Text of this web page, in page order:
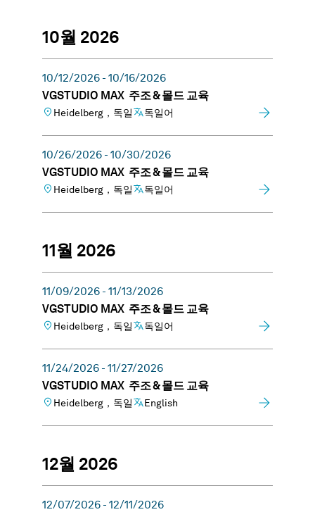
10월 2026
10/12/2026 - 10/16/2026
VGSTUDIO MAX 주조 & 몰드 교육
Heidelberg，독일 독일어
10/26/2026 - 10/30/2026
VGSTUDIO MAX 주조 & 몰드 교육
Heidelberg，독일 독일어
11월 2026
11/09/2026 - 11/13/2026
VGSTUDIO MAX 주조 & 몰드 교육
Heidelberg，독일 독일어
11/24/2026 - 11/27/2026
VGSTUDIO MAX 주조 & 몰드 교육
Heidelberg，독일 English
12월 2026
12/07/2026 - 12/11/2026